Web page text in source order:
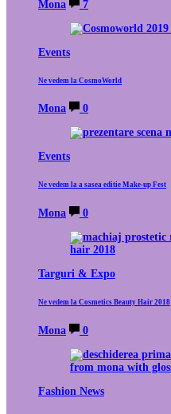
Mona 7
Events
Ne vedem la CosmoWorld
Mona 0
Events
Ne vedem la a sasea editie Make-up Fest
Mona 0
Targuri & Expo
Ne vedem la Cosmetics Beauty Hair 2018
Mona 0
Fashion News